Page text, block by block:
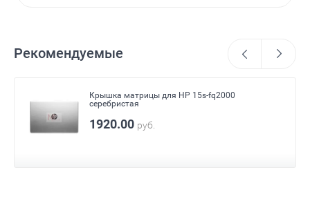
Рекомендуемые
Крышка матрицы для HP 15s-fq2000
серебристая
1920.00 руб.